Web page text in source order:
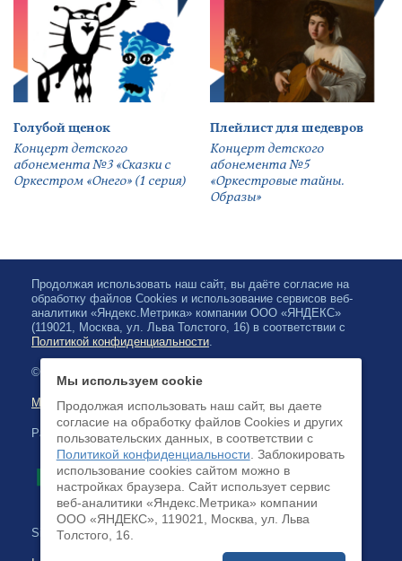
Голубой щенок
Концерт детского
абонемента №3 «Сказки с
Оркестром «Онего» (1 серия)
Плейлист для шедевров
Концерт детского
абонемента №5
«Оркестровые тайны.
Образы»
Продолжая использовать наш сайт, вы даёте согласие на
обработку файлов Cookies и использование сервисов веб-
аналитики «Яндекс.Метрика» компании ООО «ЯНДЕКС»
(119021, Москва, ул. Льва Толстого, 16) в соответствии с
Политикой конфиденциальности.
© 2026, Karelian State Philharmonic
Map of site
Payment by credit cards available
Site development:
Мы используем cookie
Продолжая использовать наш сайт, вы даете
согласие на обработку файлов Cookies и других
пользовательских данных, в соответствии с
Политикой конфиденциальности . Заблокировать
использование cookies сайтом можно в
настройках браузера. Cайт использует сервис
веб-аналитики «Яндекс.Метрика» компании
ООО «ЯНДЕКС», 119021, Москва, ул. Льва
Толстого, 16.